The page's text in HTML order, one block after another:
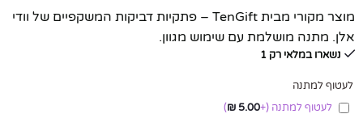
מוצר מקורי מבית TenGift – פתקיות דביקות המשקפיים של וודי
אלן. מתנה מושלמת עם שימוש מגוון.
נשארו במלאי רק 1
לעטוף למתנה
לעטוף למתנה (+
5.00
₪
)